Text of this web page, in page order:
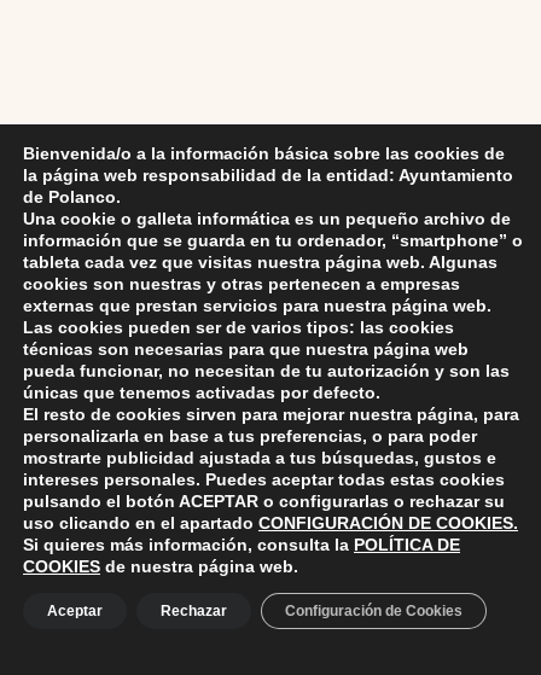
Skip back to main navigation
DEJA UNA RESPUESTA
Lo siento, debes estarconectadopara publicar un
comentario.
ayuntamiento de polanco
AYUNTAMIENTO DE POLANCO
Ayuntamiento de Polanco. La iglesia R-29 39313 Polanco
Bienvenida/o a la información básica sobre las cookies de
la página web responsabilidad de la entidad: Ayuntamiento
de Polanco.
Una cookie o galleta informática es un pequeño archivo de
información que se guarda en tu ordenador, “smartphone” o
tableta cada vez que visitas nuestra página web. Algunas
cookies son nuestras y otras pertenecen a empresas
externas que prestan servicios para nuestra página web.
Las cookies pueden ser de varios tipos: las cookies
técnicas son necesarias para que nuestra página web
pueda funcionar, no necesitan de tu autorización y son las
únicas que tenemos activadas por defecto.
El resto de cookies sirven para mejorar nuestra página, para
personalizarla en base a tus preferencias, o para poder
mostrarte publicidad ajustada a tus búsquedas, gustos e
intereses personales. Puedes aceptar todas estas cookies
pulsando el botón ACEPTAR o configurarlas o rechazar su
uso clicando en el apartado CONFIGURACIÓN DE COOKIES.
Si quieres más información, consulta la POLÍTICA DE
COOKIES de nuestra página web.
Aceptar Rechazar Configuración de Cookies